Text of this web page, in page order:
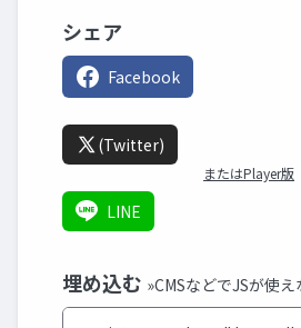
シェア
Facebook
(Twitter)
またはPlayer版
LINE
埋め込む »CMSなどでJSが使